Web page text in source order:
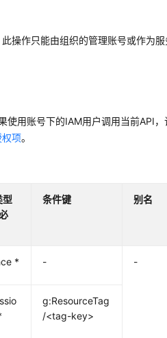
操作只能由组织的管理账号或作为
使用账号下的IAM用户调用当前API
权项。
型
条件键 别名
* - -
g:ResourceTag
/<tag-key>